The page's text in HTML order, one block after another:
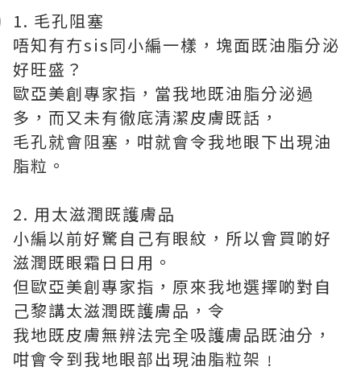
1. 毛孔阻塞
唔知有冇sis同小編一樣，塊面既油脂分泌
好旺盛？
歐亞美創專家指，當我地既油脂分泌過
多，而又未有徹底清潔皮膚既話，
毛孔就會阻塞，咁就會令我地眼下出現油
脂粒。
2. 用太滋潤既護膚品
小編以前好驚自己有眼紋，所以會買啲好
滋潤既眼霜日日用。
但歐亞美創專家指，原來我地選擇啲對自
己黎講太滋潤既護膚品，令
我地既皮膚無辨法完全吸護膚品既油分，
咁會令到我地眼部出現油脂粒架﹗